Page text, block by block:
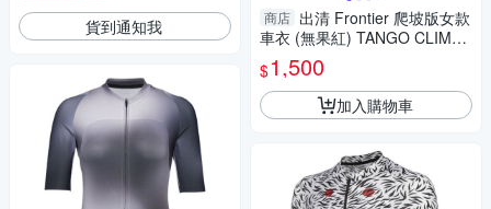
貨到通知我 商店 出清 Frontier 爬坡版女款
車衣 (無果紅) TANGO CLIMBE
R jersey
$1,500
加入購物車